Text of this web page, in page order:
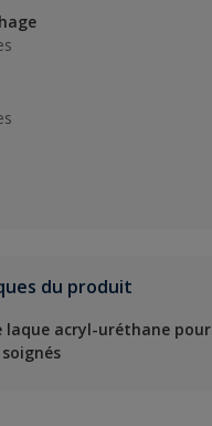
du produit
laque acryl-uréthane pour